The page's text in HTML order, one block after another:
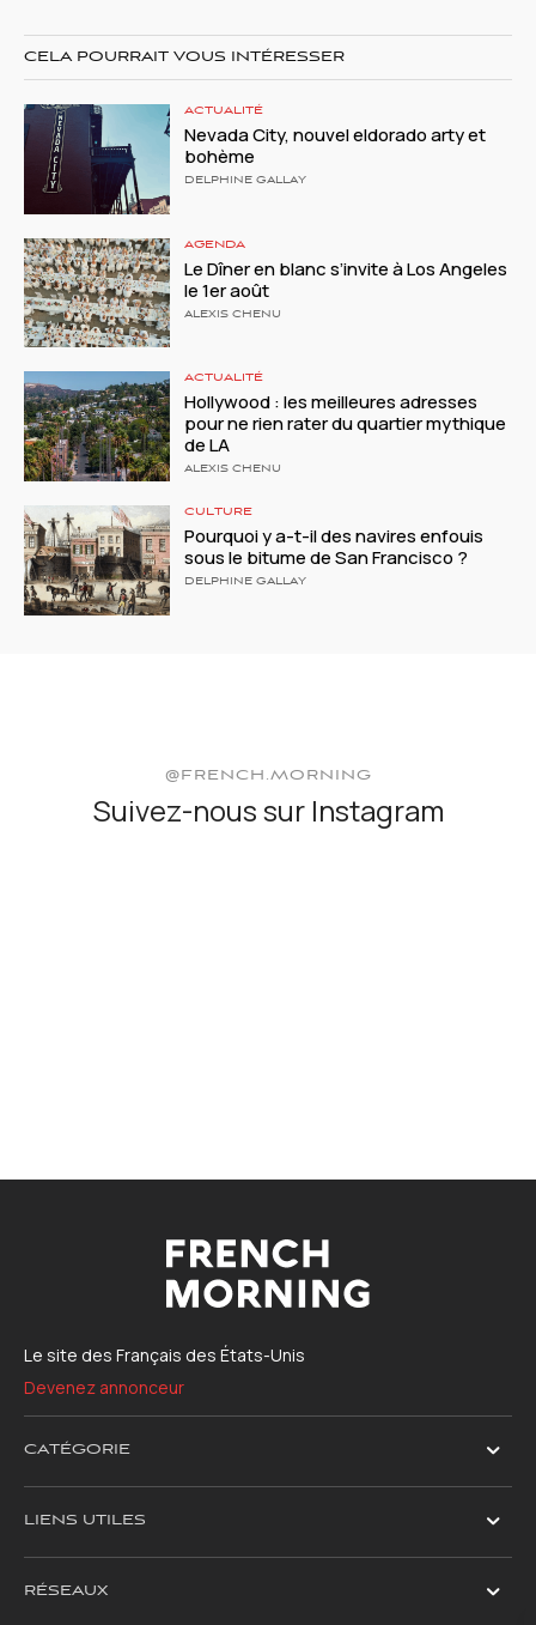
CELA POURRAIT VOUS INTÉRESSER
ACTUALITÉ
Nevada City, nouvel eldorado arty et
bohème
DELPHINE GALLAY
AGENDA
Le Dîner en blanc s’invite à Los Angeles
le 1er août
ALEXIS CHENU
ACTUALITÉ
Hollywood : les meilleures adresses
pour ne rien rater du quartier mythique
de LA
ALEXIS CHENU
CULTURE
Pourquoi y a-t-il des navires enfouis
sous le bitume de San Francisco ?
DELPHINE GALLAY
@FRENCH.MORNING
Suivez-nous sur Instagram
Le site des Français des États-Unis
Devenez annonceur
CATÉGORIE
LIENS UTILES
RÉSEAUX